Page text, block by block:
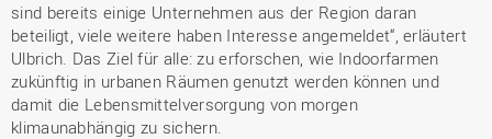
sind bereits einige Unternehmen aus der Region daran
beteiligt, viele weitere haben Interesse angemeldet“, erläutert
Ulbrich. Das Ziel für alle: zu erforschen, wie Indoorfarmen
zukünftig in urbanen Räumen genutzt werden können und
damit die Lebensmittelversorgung von morgen
klimaunabhängig zu sichern.